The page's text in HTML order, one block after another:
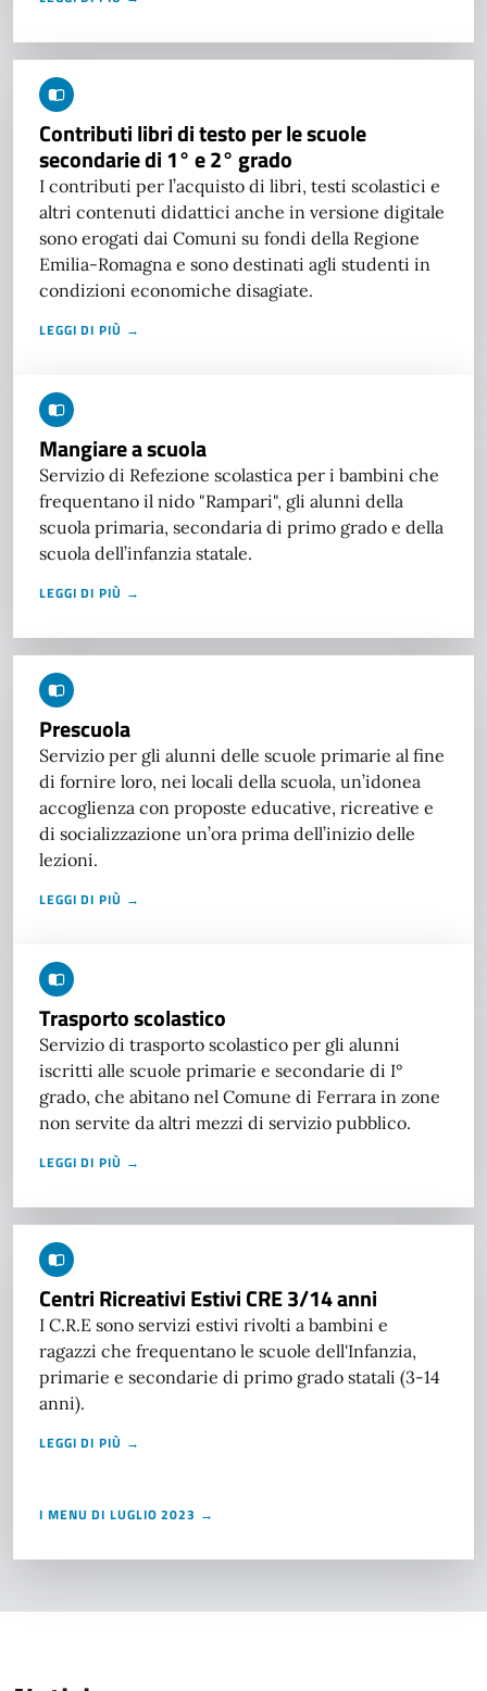
Contributi libri di testo per le scuole
secondarie di 1° e 2° grado
I contributi per l’acquisto di libri, testi scolastici e
altri contenuti didattici anche in versione digitale
sono erogati dai Comuni su fondi della Regione
Emilia-Romagna e sono destinati agli studenti in
condizioni economiche disagiate.
LEGGI DI PIÙ →
Mangiare a scuola
Servizio di Refezione scolastica per i bambini che
frequentano il nido "Rampari", gli alunni della
scuola primaria, secondaria di primo grado e della
scuola dell’infanzia statale.
LEGGI DI PIÙ →
Prescuola
Servizio per gli alunni delle scuole primarie al fine
di fornire loro, nei locali della scuola, un’idonea
accoglienza con proposte educative, ricreative e
di socializzazione un’ora prima dell’inizio delle
lezioni.
LEGGI DI PIÙ →
Trasporto scolastico
Servizio di trasporto scolastico per gli alunni
iscritti alle scuole primarie e secondarie di I°
grado, che abitano nel Comune di Ferrara in zone
non servite da altri mezzi di servizio pubblico.
LEGGI DI PIÙ →
Centri Ricreativi Estivi CRE 3/14 anni
I C.R.E sono servizi estivi rivolti a bambini e
ragazzi che frequentano le scuole dell'Infanzia,
primarie e secondarie di primo grado statali (3-14
anni).
LEGGI DI PIÙ →
I MENU DI LUGLIO 2023 →